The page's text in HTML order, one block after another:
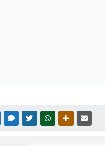
FACEBOOKMESSENGER
TWITTERWHATSAPPOUTRAS